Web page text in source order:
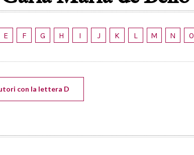
E F G H I J K L M N O
con la lettera D